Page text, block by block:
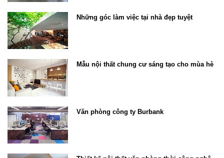
Những góc làm việc tại nhà đẹp tuyệt
Mẫu nội thất chung cư sáng tạo cho mùa hè
Văn phòng công ty Burbank